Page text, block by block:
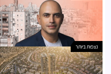
נצפות ביותר